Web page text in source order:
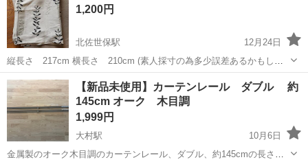
1,200円
北佐世保駅
12月24日
縦長さ 217cm 横長さ 210cm (素人採寸の為多少誤差あるかもしれ
せん) プラスチックのフック18個付き 遮光カーテンなし カーテンタッ
セルなし 上部の端にうっすら茶色の染みがある箇所あり 使用年度は２
年くらいで短い...
長崎 佐世保市 北佐世保駅 カーテン、ブラインド
カーテン
【新品未使用】カーテンレール ダブル 約
145cm オーク 木目調
1,999円
大村駅
10月6日
金属製のオーク木目調のカーテンレール、ダブル、約145cmの長さで